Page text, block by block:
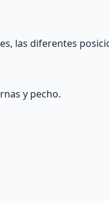
las diferentes
y pecho.